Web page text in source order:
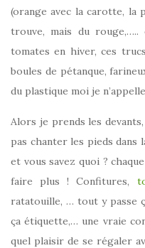
(orange avec la carotte, la
trouve, mais du
tomates en hiver, ces
boules de pétanque,
du plastique moi je
Alors je prends les
pas chanter les pieds dans
et vous savez quoi ?
faire plus ! Confitures,
ratatouille, … tout y passe
ça étiquette,… une vraie
quel plaisir de se régaler